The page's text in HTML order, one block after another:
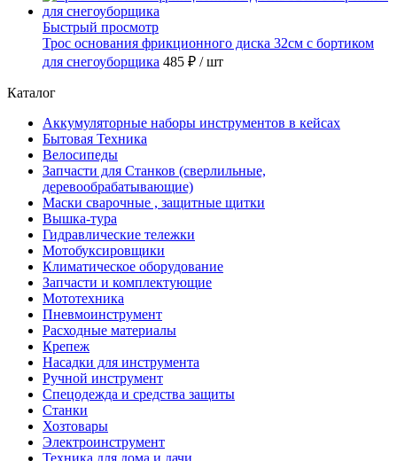
Быстрый просмотр
Трос основания фрикционного диска 32см с бортиком
для снегоуборщика 485 ₽ / шт
Каталог
Аккумуляторные наборы инструментов в кейсах
Бытовая Техника
Велосипеды
Запчасти для Станков (сверлильные,
деревообрабатывающие)
Маски сварочные , защитные щитки
Вышка-тура
Гидравлические тележки
Мотобуксировщики
Климатическое оборудование
Запчасти и комплектующие
Мототехника
Пневмоинструмент
Расходные материалы
Крепеж
Насадки для инструмента
Ручной инструмент
Спецодежда и средства защиты
Станки
Хозтовары
Электроинструмент